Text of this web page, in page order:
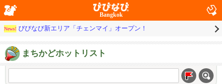
Bangkok
News! びびなび新エリア「チェンマイ」オープン！
まちかどホットリスト